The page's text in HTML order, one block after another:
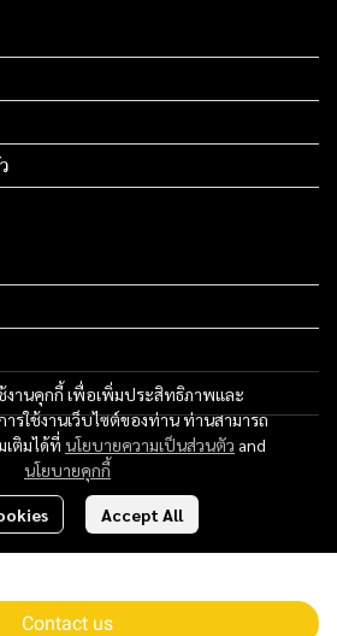
Contact us
งานคุกกี้ เพื่อเพิ่มประสิทธิภาพและ
รใช้งานเว็บไซต์ของท่าน ท่านสามารถ
เติมได้ที่ นโยบายความเป็นส่วนตัว and
นโยบายคุกกี้
Accept All
mail@yourdomain.com
Rights Reserved | Powered by MWE